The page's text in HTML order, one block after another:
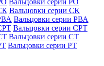
Вальцовки серии СК
Вальцовки серии РВА
Вальцовки серии СРТ
Вальцовки серии СТ
Вальцовки серии РТ